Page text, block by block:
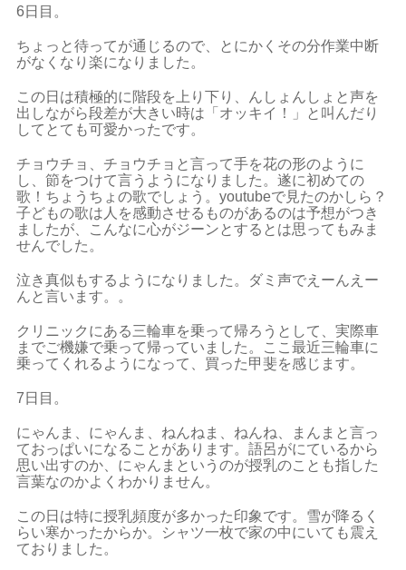
6日目。
ちょっと待ってが通じるので、とにかくその分作業中断
がなくなり楽になりました。
この日は積極的に階段を上り下り、んしょんしょと声を
出しながら段差が大きい時は「オッキイ！」と叫んだり
してとても可愛かったです。
チョウチョ、チョウチョと言って手を花の形のように
し、節をつけて言うようになりました。遂に初めての
歌！ちょうちょの歌でしょう。youtubeで見たのかしら？
子どもの歌は人を感動させるものがあるのは予想がつき
ましたが、こんなに心がジーンとするとは思ってもみま
せんでした。
泣き真似もするようになりました。ダミ声でえーんえー
んと言います。。
クリニックにある三輪車を乗って帰ろうとして、実際車
までご機嫌で乗って帰っていました。ここ最近三輪車に
乗ってくれるようになって、買った甲斐を感じます。
7日目。
にゃんま、にゃんま、ねんねま、ねんね、まんまと言っ
ておっぱいになることがあります。語呂がにているから
思い出すのか、にゃんまというのが授乳のことも指した
言葉なのかよくわかりません。
この日は特に授乳頻度が多かった印象です。雪が降るく
らい寒かったからか。シャツ一枚で家の中にいても震え
ておりました。